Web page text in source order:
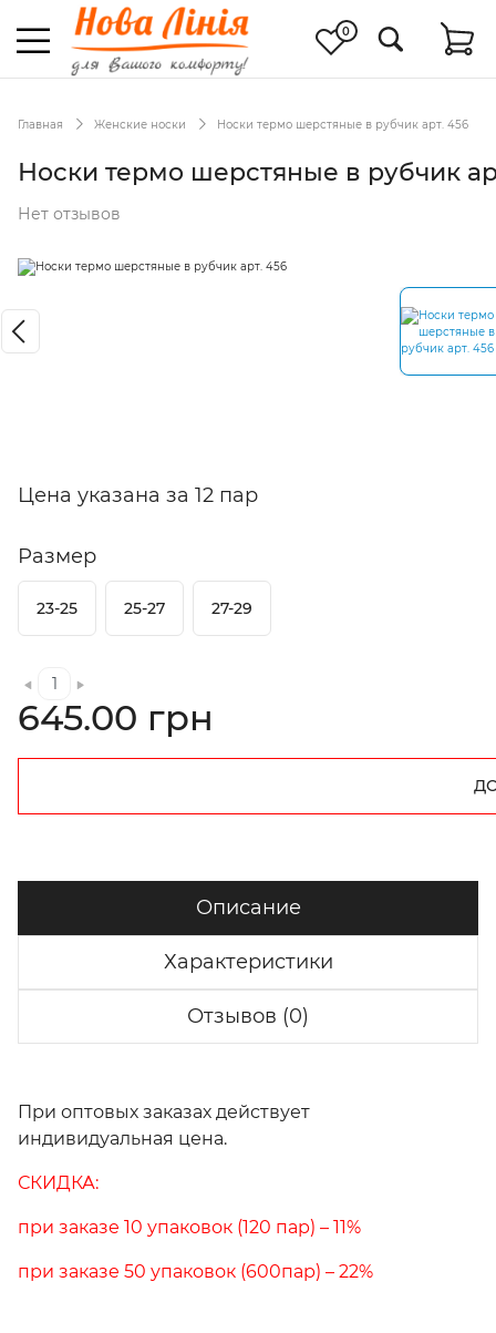
0
Главная Женские носки Носки термо шерстяные в рубчик арт. 456
Носки термо шерстяные в рубчик
Нет отзывов
Цена указана за 12 пар
Размер
23-25 25-27 27-29
645.00 грн
Описание
Характеристики
Отзывов (0)
При оптовых заказах действует
индивидуальная цена.
СКИДКА:
при заказе 10 упаковок (120 пар) – 11%
при заказе 50 упаковок (600пар) – 22%